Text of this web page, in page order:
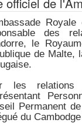
des
le
de Malte,
les relations
Permanent
du